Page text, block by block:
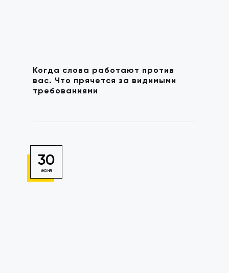
Когда слова работают против
вас. Что прячется за видимыми
требованиями
30
ИЮНЯ